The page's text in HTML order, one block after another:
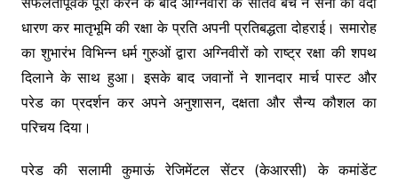
धारण कर मातृभूमि की रक्षा के प्रति अपनी प्रतिबद्धता दोहराई। समारोह
का शुभारंभ विभिन्न धर्म गुरुओं द्वारा अग्निवीरों को राष्ट्र रक्षा की शपथ
दिलाने के साथ हुआ। इसके बाद जवानों ने शानदार मार्च पास्ट और
परेड का प्रदर्शन कर अपने अनुशासन, दक्षता और सैन्य कौशल का
परिचय दिया।
परेड की सलामी कुमाऊं रेजिमेंटल सेंटर (केआरसी) के कमांडेंट